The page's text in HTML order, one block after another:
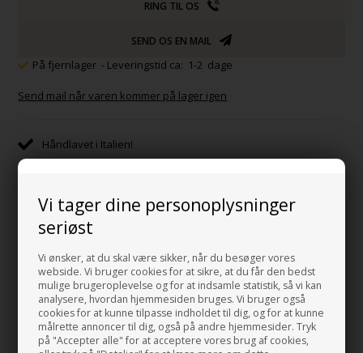
Vi tager dine personoplysninger
seriøst
Vi ønsker, at du skal være sikker, når du besøger vores
webside. Vi bruger cookies for at sikre, at du får den bedst
mulige brugeroplevelse og for at indsamle statistik, så vi kan
analysere, hvordan hjemmesiden bruges. Vi bruger også
cookies for at kunne tilpasse indholdet til dig, og for at kunne
målrette annoncer til dig, også på andre hjemmesider. Tryk
på "Accepter alle" for at acceptere vores brug af cookies,
RING TIL OS
SEND OS EN MAIL
På fjernlager - Leveringstid ca: 1-2 dage
Send mail når varen kommer på lager igen
Håndlavet i Italien!
Transporteret med tog fra Italien til Danmark
Beskrivelse Mål og Data